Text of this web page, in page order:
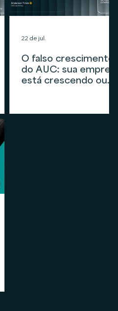
O falso crescimento
do AUC: sua
está crescendo ou
mercado?
22 de jul.